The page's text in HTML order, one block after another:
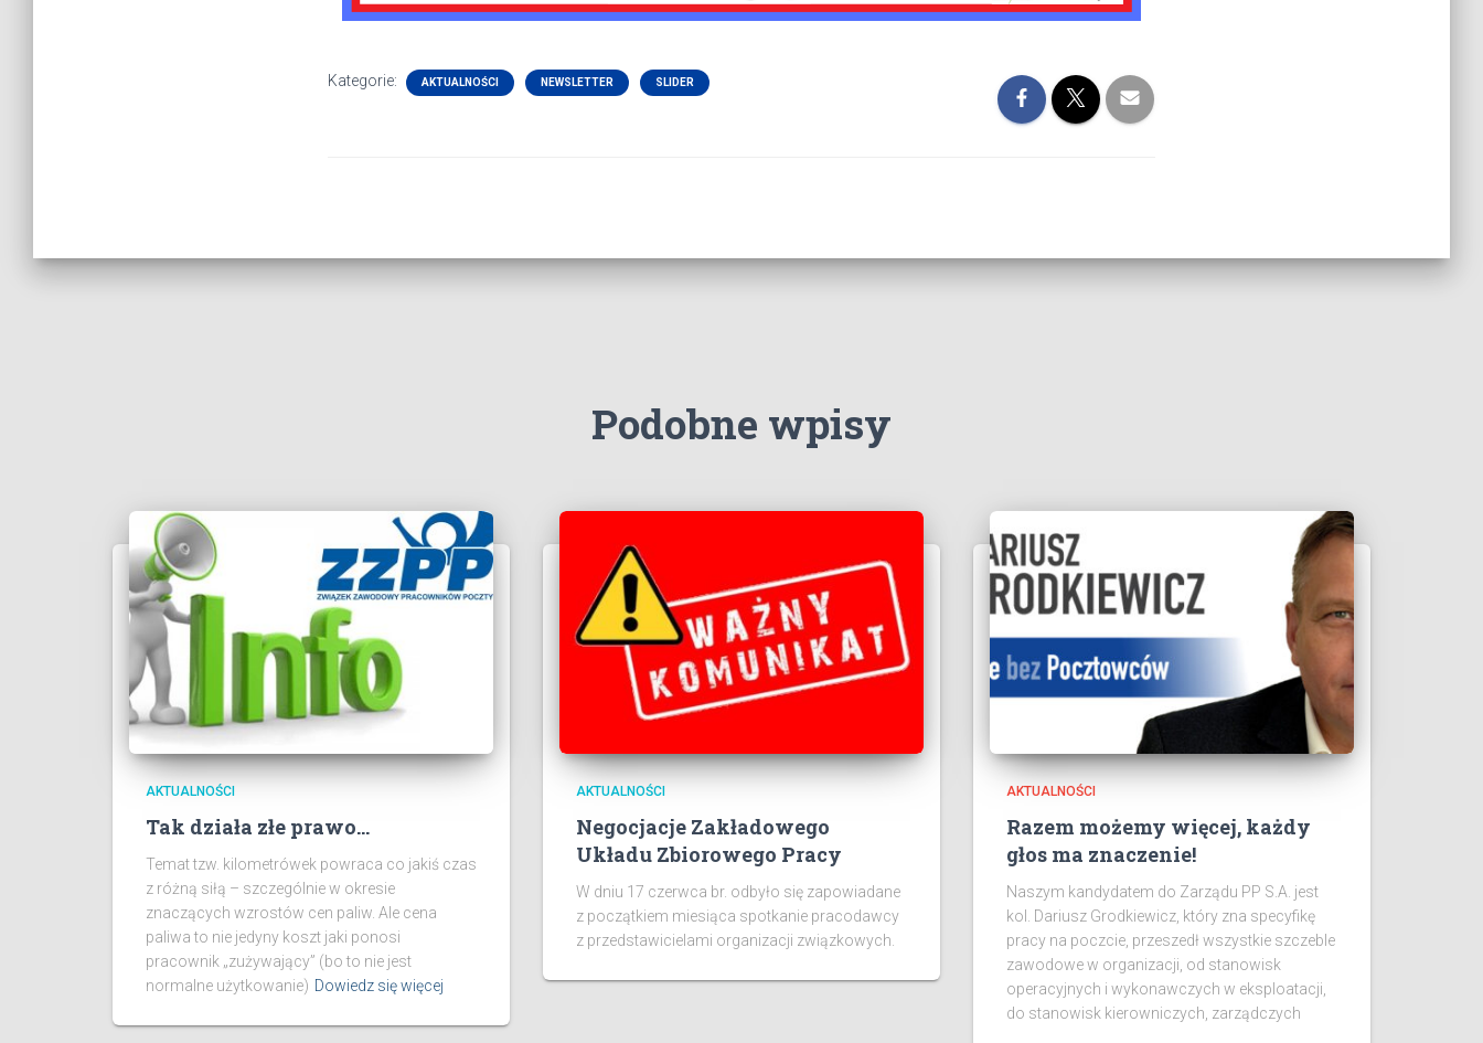
Kategorie: AKTUALNOŚCI NEWSLETTER SLIDER
Podobne wpisy
AKTUALNOŚCI
Tak działa złe prawo…
Temat tzw. kilometrówek powraca co jakiś czas
z różną siłą – szczególnie w okresie
znaczących wzrostów cen paliw. Ale cena
paliwa to nie jedyny koszt jaki ponosi
pracownik „zużywający” (bo to nie jest
normalne użytkowanie) Dowiedz się więcej
AKTUALNOŚCI
Negocjacje Zakładowego
Układu Zbiorowego Pracy
W dniu 17 czerwca br. odbyło się zapowiadane
z początkiem miesiąca spotkanie pracodawcy
z przedstawicielami organizacji związkowych.
AKTUALNOŚCI
Razem możemy więcej, każdy
głos ma znaczenie!
Naszym kandydatem do Zarządu PP S.A. jest
kol. Dariusz Grodkiewicz, który zna specyfikę
pracy na poczcie, przeszedł wszystkie szczeble
zawodowe w organizacji, od stanowisk
operacyjnych i wykonawczych w eksploatacji,
do stanowisk kierowniczych, zarządczych